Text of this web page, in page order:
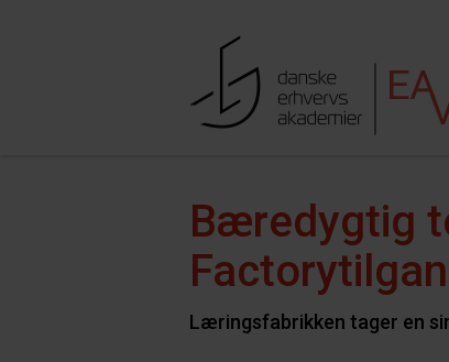
Bæredygtig
Læringsfabrikken tager en